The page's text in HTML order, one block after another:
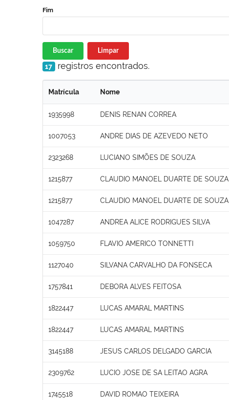
Fim
Buscar Limpar
17 registros encontrados.
Matrícula Nome
1935998 DENIS RENAN CORREA
1007053 ANDRE DIAS DE AZEVEDO NETO
2323268 LUCIANO SIMÕES DE SOUZA
1215877 CLAUDIO MANOEL DUARTE DE SOUZA
1215877 CLAUDIO MANOEL DUARTE DE SOUZA
1047287 ANDREA ALICE RODRIGUES SILVA
1059750 FLAVIO AMERICO TONNETTI
1127040 SILVANA CARVALHO DA FONSECA
1757841 DEBORA ALVES FEITOSA
1822447 LUCAS AMARAL MARTINS
1822447 LUCAS AMARAL MARTINS
3145188 JESUS CARLOS DELGADO GARCIA
2309762 LUCIO JOSE DE SA LEITAO AGRA
1745518 DAVID ROMAO TEIXEIRA